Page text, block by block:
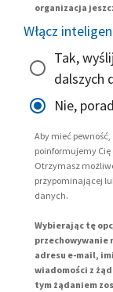
organizacja
Włącz
Tak,
dalszych
Nie,
Aby mieć
poinformujemy
Otrzymasz
przypominającej
danych.
Wybierając tę
przechowywanie
adresu e-mail,
wiadomości z
tym żądaniem